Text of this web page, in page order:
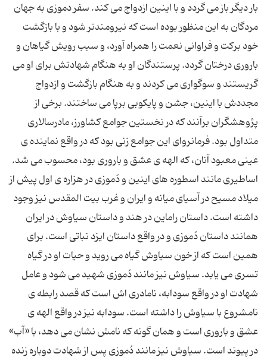
بار دیگر باز می گردد و با اینین ازدواج می کند. سفر دموزی به جهان
مردگان به این منظور بوده است که نیرومندتر شود و با بازگشت
خود برکت و فراوانی نعمت را همراه آورد، و سبب رویش گیاهان و
باروری درختان گردد. پرستندگان او به هنگام شهادتش برای او می
گریستند و سوگواری می کردند و به هنگام بازگشت و ازدواج
مجددش با اینین، جشن و پایکوبی برپا می ساختند. برخی از
پژوهشگران برآنند که در نخستین جوامع کشاورز، مادرسالاری
متداول بود. فرمانروای این جوامع زنی بود که در واقع نماینده ی
عینی معبود آنان، که الهه ی عشق و باروری بود، محسوب می شد.
اساطیری مانند اسطوره های اینین و دُموزی در هزاره ی اول پیش از
میلاد مسیح در آسیای میانه و ایران و غرب بیت المقدس نیز وجود
داشته است. داستان راماین در هند و داستان سیاوش در ایران
همانند داستان دُموزی و در واقع داستان ایزد نباتی است. برای
همین است که از خون سیاوش گیاه می روید و حیات او در گیاه
تسری می یابد. سیاوش نیز مانند دُموزی شهید می شود و عامل
شهادت او در واقع سودابه، نامادری اش است که قصد رابطه ی
نامشروع با سیاوش را داشته است. سودابه نیز در واقع الهه ی
عشق و باروری است و همان گونه که نامش نشان می دهد، با «آب»
در پیوند است. سیاوش نیز مانند دُموزی پس از شهادت دوباره زنده